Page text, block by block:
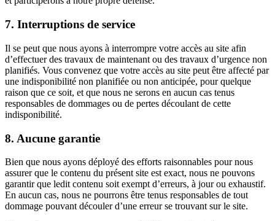
7. Interruptions de service
Il se peut que nous ayons à interrompre votre accès au site afin
d’effectuer des travaux de maintenant ou des travaux d’urgence non
planifiés. Vous convenez que votre accès au site peut être affecté par
une indisponibilité non planifiée ou non anticipée, pour quelque
raison que ce soit, et que nous ne serons en aucun cas tenus
responsables de dommages ou de pertes découlant de cette
indisponibilité.
8. Aucune garantie
Bien que nous ayons déployé des efforts raisonnables pour nous
assurer que le contenu du présent site est exact, nous ne pouvons
garantir que ledit contenu soit exempt d’erreurs, à jour ou exhaustif.
En aucun cas, nous ne pourrons être tenus responsables de tout
dommage pouvant découler d’une erreur se trouvant sur le site.